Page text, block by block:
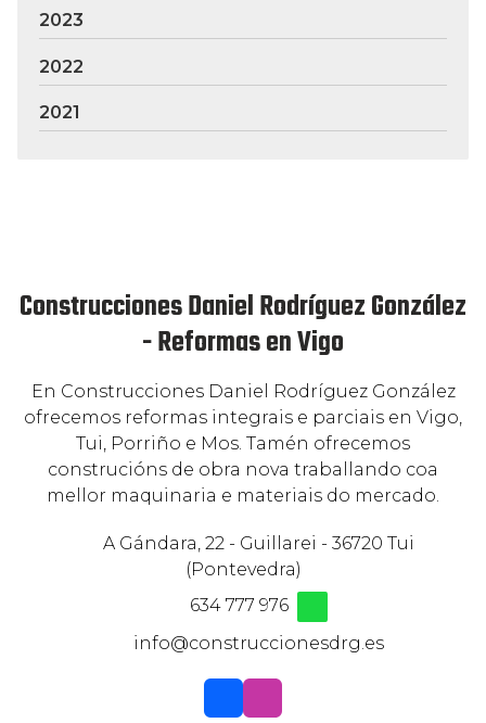
2023
2022
2021
Construcciones Daniel Rodríguez González
- Reformas en Vigo
En Construcciones Daniel Rodríguez González
ofrecemos reformas integrais e parciais en Vigo,
Tui, Porriño e Mos. Tamén ofrecemos
construcións de obra nova traballando coa
mellor maquinaria e materiais do mercado.
A Gándara, 22 - Guillarei - 36720 Tui
(Pontevedra)
634 777 976
info@construccionesdrg.es